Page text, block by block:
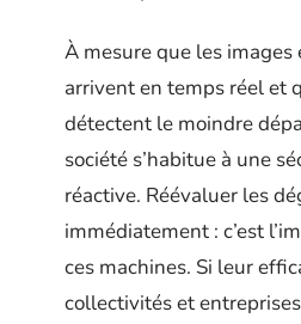
À mesure que les
arrivent en temps réel et
détectent le moindre
société s’habitue à une
réactive. Réévaluer les
immédiatement : c’est
ces machines. Si leur
collectivités et